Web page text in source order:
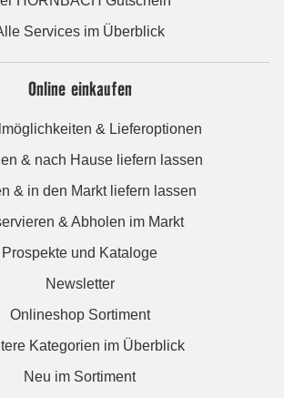
Services im Überblick
Online einkaufen
& Lieferoptionen
& nach Hause liefern lassen
& in den Markt liefern lassen
& Abholen im Markt
Prospekte und Kataloge
Newsletter
Onlineshop Sortiment
Kategorien im Überblick
Neu im Sortiment